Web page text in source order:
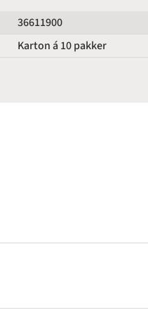
36611900
Karton á 10 pakker